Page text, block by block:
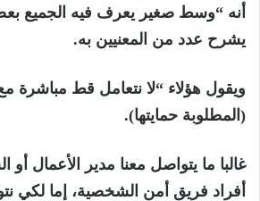
أنه “وسط صغير يعرف فيه الجميع
يشرح عدد من المعنيين به.
ويقول هؤلاء “لا نتعامل قط مباشرة
(المطلوبة حمايتها).
غالبا ما يتواصل معنا مدير الأعمال أو
أفراد فريق أمن الشخصية، إما لكي